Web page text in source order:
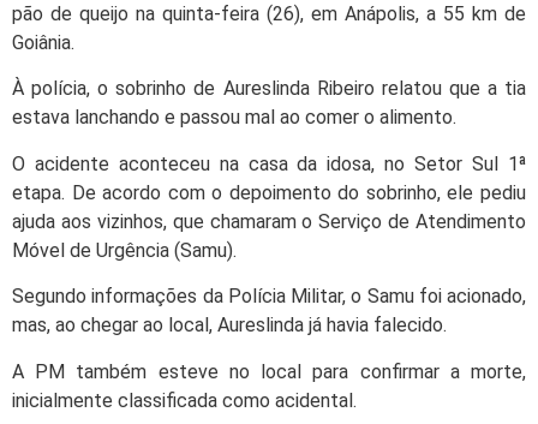
pão de queijo na quinta-feira (26), em Anápolis, a 55 km de
Goiânia.
À polícia, o sobrinho de Aureslinda Ribeiro relatou que a tia
estava lanchando e passou mal ao comer o alimento.
O acidente aconteceu na casa da idosa, no Setor Sul 1ª
etapa. De acordo com o depoimento do sobrinho, ele pediu
ajuda aos vizinhos, que chamaram o Serviço de Atendimento
Móvel de Urgência (Samu).
Segundo informações da Polícia Militar, o Samu foi acionado,
mas, ao chegar ao local, Aureslinda já havia falecido.
A PM também esteve no local para confirmar a morte,
inicialmente classificada como acidental.